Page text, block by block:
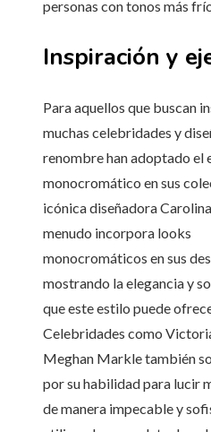
personas con tonos más
Inspiración y
Para aquellos que buscan
muchas celebridades y
renombre han adoptado el
monocromático en sus
icónica diseñadora
menudo incorpora looks
monocromáticos en sus
mostrando la elegancia y
que este estilo puede
Celebridades como
Meghan Markle también
por su habilidad para lucir
de manera impecable y